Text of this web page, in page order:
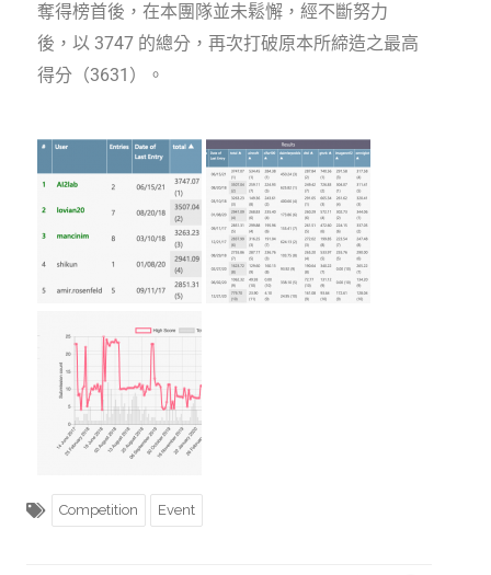
奪得榜首後，在本團隊並未鬆懈，經不斷努力
後，以 3747 的總分，再次打破原本所締造之最高
得分（3631）。
Competition Event